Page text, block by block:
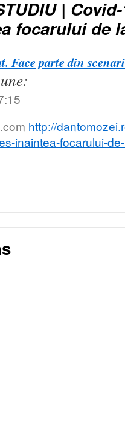
|
focarului de
Face parte din
http://
inaintea-focarului-